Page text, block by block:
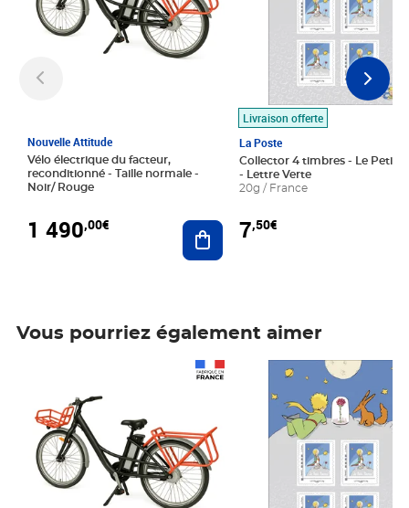
Nouvelle Attitude
Vélo électrique du facteur,
reconditionné - Taille normale -
Noir/ Rouge
1 490,00€ Ajouter au panier
Livraison offerte
La Poste
Collector 4 timbres - Le Petit
- Lettre Verte
20g / France
7,50€
Vous pourriez également aimer
Prix 7,50€